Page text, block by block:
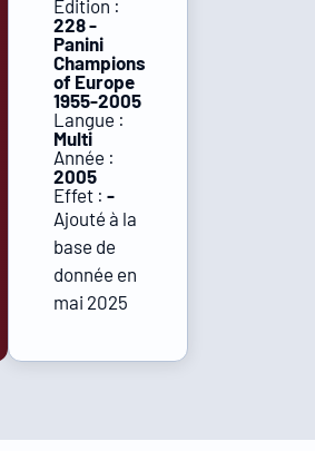
Édition :
228 -
Panini
Champions
of Europe
1955-2005
Langue :
Multi
Année :
2005
Effet : -
Ajouté à la
base de
donnée en
mai 2025